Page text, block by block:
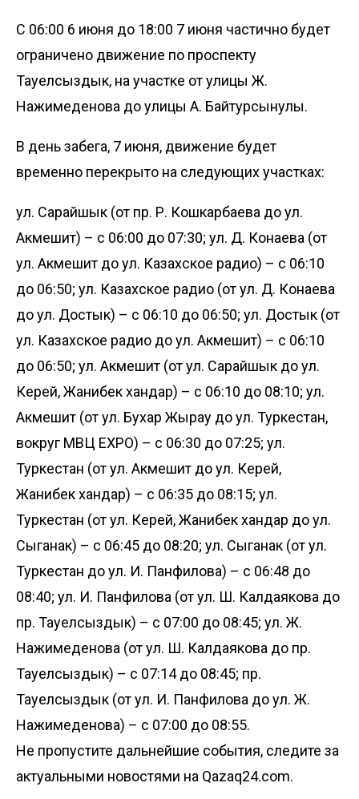
С 06:00 6 июня до 18:00 7 июня частично будет
ограничено движение по проспекту
Тауелсыздык, на участке от улицы Ж.
Нажимеденова до улицы А. Байтурсынулы.
В день забега, 7 июня, движение будет
временно перекрыто на следующих участках:
ул. Сарайшык (от пр. Р. Кошкарбаева до ул.
Акмешит) – с 06:00 до 07:30; ул. Д. Конаева (от
ул. Акмешит до ул. Казахское радио) – с 06:10
до 06:50; ул. Казахское радио (от ул. Д. Конаева
до ул. Достык) – с 06:10 до 06:50; ул. Достык (от
ул. Казахское радио до ул. Акмешит) – с 06:10
до 06:50; ул. Акмешит (от ул. Сарайшык до ул.
Керей, Жанибек хандар) – с 06:10 до 08:10; ул.
Акмешит (от ул. Бухар Жырау до ул. Туркестан,
вокруг МВЦ EXPO) – с 06:30 до 07:25; ул.
Туркестан (от ул. Акмешит до ул. Керей,
Жанибек хандар) – с 06:35 до 08:15; ул.
Туркестан (от ул. Керей, Жанибек хандар до ул.
Сыганак) – с 06:45 до 08:20; ул. Сыганак (от ул.
Туркестан до ул. И. Панфилова) – с 06:48 до
08:40; ул. И. Панфилова (от ул. Ш. Калдаякова до
пр. Тауелсыздык) – с 07:00 до 08:45; ул. Ж.
Нажимеденова (от ул. Ш. Калдаякова до пр.
Тауелсыздык) – с 07:14 до 08:45; пр.
Тауелсыздык (от ул. И. Панфилова до ул. Ж.
Нажимеденова) – с 07:00 до 08:55.
Не пропустите дальнейшие события, следите за
актуальными новостями на Qazaq24.com.